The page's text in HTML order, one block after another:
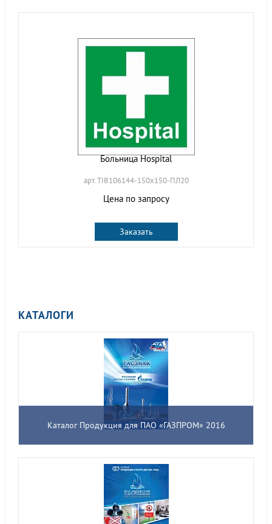
Больница Hospital
арт. TIB106144-150х150-ПЛ20
Цена по запросу
Заказать
КАТАЛОГИ
Каталог Продукция для ПАО «ГАЗПРОМ» 2016